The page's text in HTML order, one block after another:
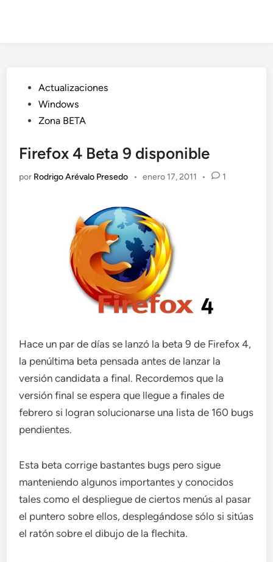
Publicado
en
Actualizaciones
Windows
Zona BETA
Firefox 4 Beta 9 disponible
por Rodrigo Arévalo Presedo • enero 17, 2011 • 1
Hace un par de días se lanzó la beta 9 de Firefox 4,
la penúltima beta pensada antes de lanzar la
versión candidata a final. Recordemos que la
versión final se espera que llegue a finales de
febrero si logran solucionarse una lista de 160 bugs
pendientes.
Esta beta corrige bastantes bugs pero sigue
manteniendo algunos importantes y conocidos
tales como el despliegue de ciertos menús al pasar
el puntero sobre ellos, desplegándose sólo si sitúas
el ratón sobre el dibujo de la flechita.